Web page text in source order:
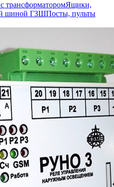
Ящики,
шиной ГЗШПосты, пульты